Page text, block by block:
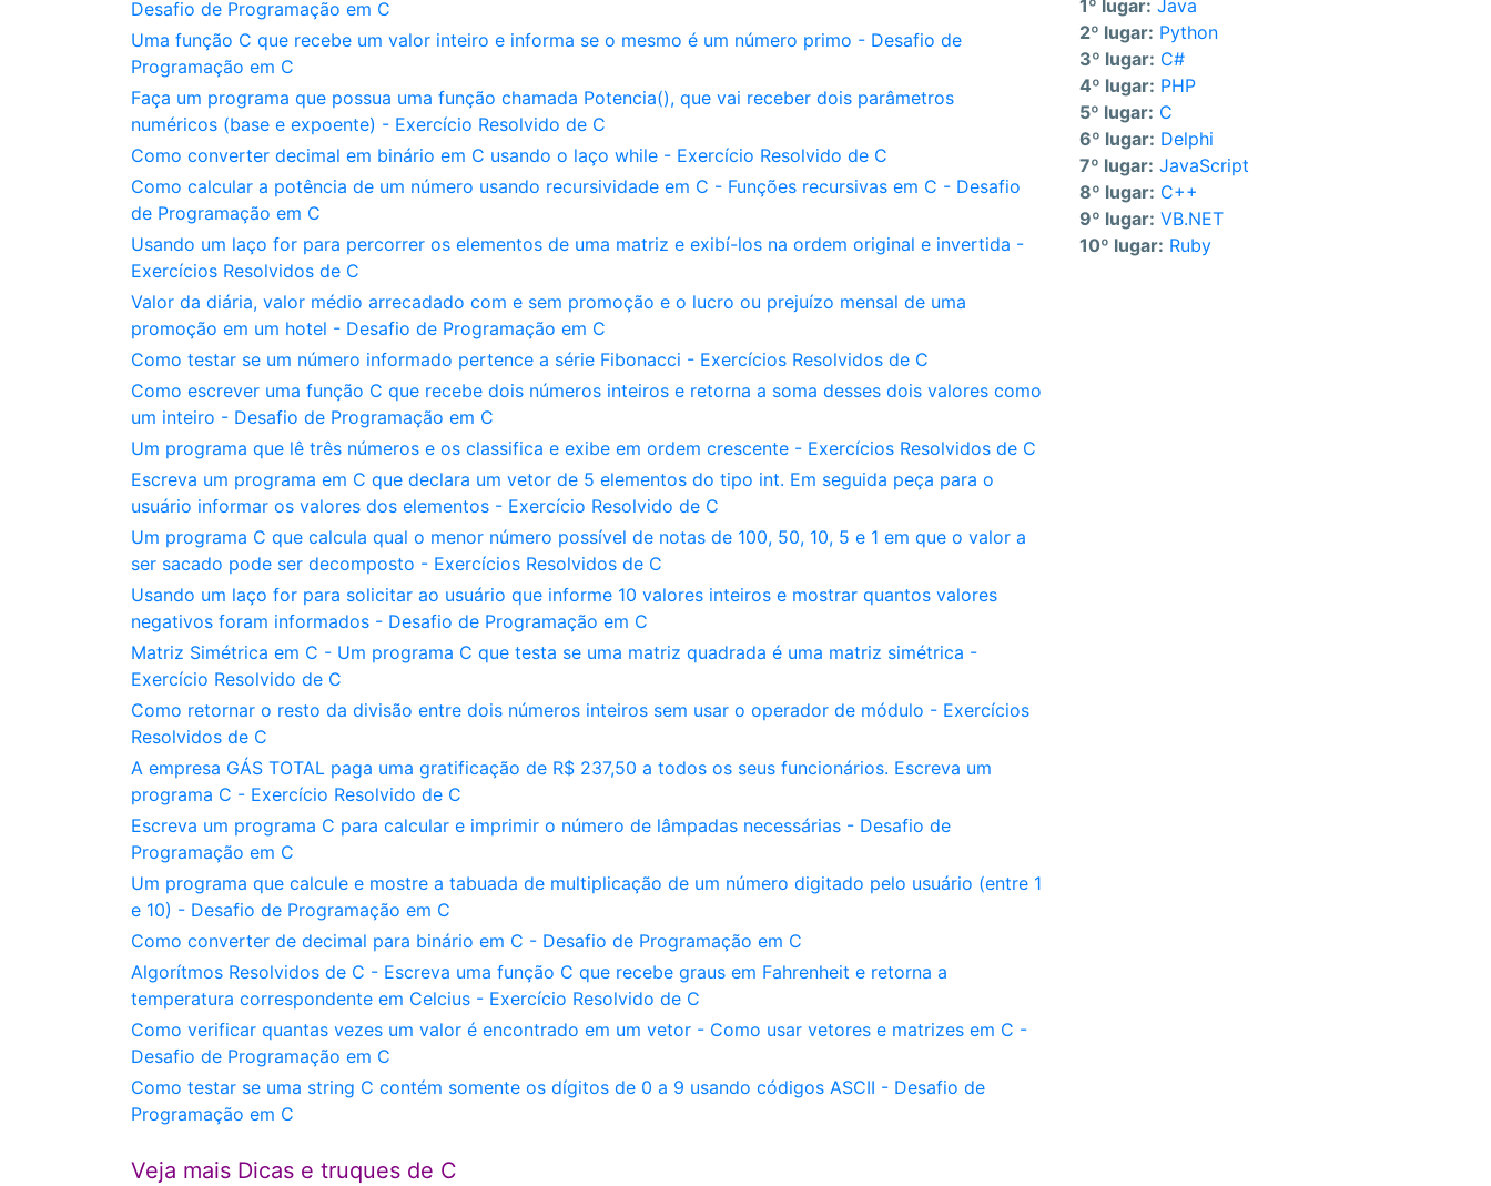
Desafio de Programação em C
Uma função C que recebe um valor inteiro e informa se o mesmo é um número primo - Desafio de
Programação em C
Faça um programa que possua uma função chamada Potencia(), que vai receber dois parâmetros
numéricos (base e expoente) - Exercício Resolvido de C
Como converter decimal em binário em C usando o laço while - Exercício Resolvido de C
Como calcular a potência de um número usando recursividade em C - Funções recursivas em C - Desafio
de Programação em C
Usando um laço for para percorrer os elementos de uma matriz e exibí-los na ordem original e invertida -
Exercícios Resolvidos de C
Valor da diária, valor médio arrecadado com e sem promoção e o lucro ou prejuízo mensal de uma
promoção em um hotel - Desafio de Programação em C
Como testar se um número informado pertence a série Fibonacci - Exercícios Resolvidos de C
Como escrever uma função C que recebe dois números inteiros e retorna a soma desses dois valores como
um inteiro - Desafio de Programação em C
Um programa que lê três números e os classifica e exibe em ordem crescente - Exercícios Resolvidos de C
Escreva um programa em C que declara um vetor de 5 elementos do tipo int. Em seguida peça para o
usuário informar os valores dos elementos - Exercício Resolvido de C
Um programa C que calcula qual o menor número possível de notas de 100, 50, 10, 5 e 1 em que o valor a
ser sacado pode ser decomposto - Exercícios Resolvidos de C
Usando um laço for para solicitar ao usuário que informe 10 valores inteiros e mostrar quantos valores
negativos foram informados - Desafio de Programação em C
Matriz Simétrica em C - Um programa C que testa se uma matriz quadrada é uma matriz simétrica -
Exercício Resolvido de C
Como retornar o resto da divisão entre dois números inteiros sem usar o operador de módulo - Exercícios
Resolvidos de C
A empresa GÁS TOTAL paga uma gratificação de R$ 237,50 a todos os seus funcionários. Escreva um
programa C - Exercício Resolvido de C
Escreva um programa C para calcular e imprimir o número de lâmpadas necessárias - Desafio de
Programação em C
Um programa que calcule e mostre a tabuada de multiplicação de um número digitado pelo usuário (entre 1
e 10) - Desafio de Programação em C
Como converter de decimal para binário em C - Desafio de Programação em C
Algorítmos Resolvidos de C - Escreva uma função C que recebe graus em Fahrenheit e retorna a
temperatura correspondente em Celcius - Exercício Resolvido de C
Como verificar quantas vezes um valor é encontrado em um vetor - Como usar vetores e matrizes em C -
Desafio de Programação em C
Como testar se uma string C contém somente os dígitos de 0 a 9 usando códigos ASCII - Desafio de
Programação em C
Veja mais Dicas e truques de C
1º lugar: Java
2º lugar: Python
3º lugar: C#
4º lugar: PHP
5º lugar: C
6º lugar: Delphi
7º lugar: JavaScript
8º lugar: C++
9º lugar: VB.NET
10º lugar: Ruby